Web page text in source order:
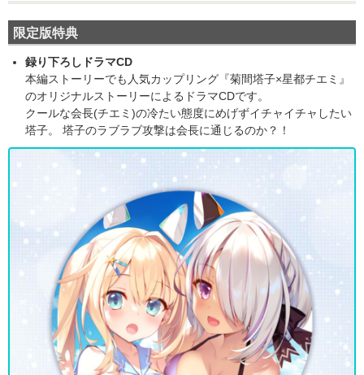
限定版特典
録り下ろしドラマCD
本編ストーリーでも人気カップリング『菊間塔子×星都チエミ』
のオリジナルストーリーによるドラマCDです。
クールな会長(チエミ)の冷たい態度にめげずイチャイチャしたい
塔子。 塔子のラブラブ攻撃は会長に通じるのか？！